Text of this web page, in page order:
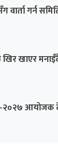
वार्ता गर्न
खाएर
२०२७